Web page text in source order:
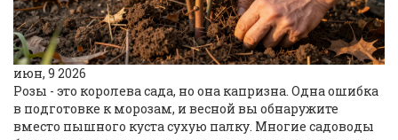
июн, 9 2026
Розы - это королева сада, но она капризна. Одна ошибка
в подготовке к морозам, и весной вы обнаружите
вместо пышного куста сухую палку. Многие садоводы